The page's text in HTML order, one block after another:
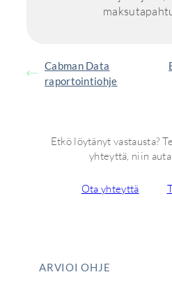
Cabman Data
raportointiohje
Etkö löytänyt vastausta?
yhteyttä, niin
Ota yhteyttä
ARVIOI OHJE